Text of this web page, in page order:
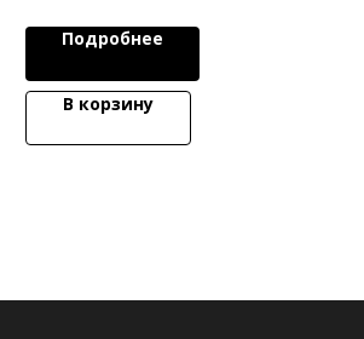
Подробнее
В корзину